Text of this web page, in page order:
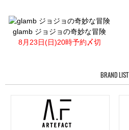
glamb ジョジョの奇妙な冒険
8月23日(日)20時予約〆切
BRAND LIST